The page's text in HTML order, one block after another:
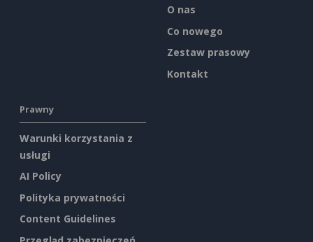
O nas
Co nowego
Zestaw prasowy
Kontakt
Prawny
Warunki korzystania z
usługi
AI Policy
Polityka prywatności
Content Guidelines